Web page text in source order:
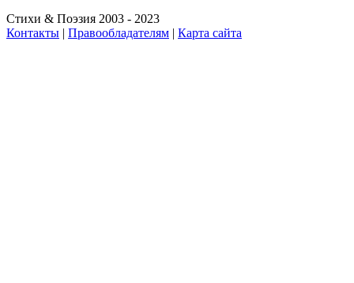
Стихи & Поэзия 2003 - 2023
Контакты | Правообладателям | Карта сайта